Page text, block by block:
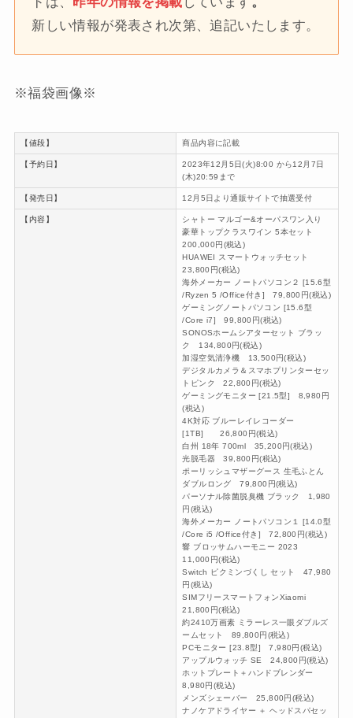
新しい情報が発表され次第、追記いたします。
※福袋画像※
【値段】 商品内容に記載
【予約日】
2023年12月5日(火)8:00 から12月7日
(木)20:59まで
【発売日】 12月5日より通販サイトで抽選受付
【内容】
シャトー マルゴー&オーパスワン入り
豪華トップクラスワイン 5本セット
200,000円(税込)
HUAWEI スマートウォッチセット
23,800円(税込)
海外メーカー ノートパソコン２ [15.6型
/Ryzen 5 /Office付き] 79,800円(税込)
ゲーミングノートパソコン [15.6型
/Core i7] 99,800円(税込)
SONOSホームシアターセット ブラッ
ク 134,800円(税込)
加湿空気清浄機 13,500円(税込)
デジタルカメラ＆スマホプリンターセッ
トピンク 22,800円(税込)
ゲーミングモニター [21.5型] 8,980円
(税込)
4K対応 ブルーレイレコーダー
[1TB] 26,800円(税込)
白州 18年 700ml 35,200円(税込)
光脱毛器 39,800円(税込)
ポーリッシュマザーグース 生毛ふとん
ダブルロング 79,800円(税込)
パーソナル除菌脱臭機 ブラック 1,980
円(税込)
海外メーカー ノートパソコン１ [14.0型
/Core i5 /Office付き] 72,800円(税込)
響 ブロッサムハーモニー 2023
11,000円(税込)
Switch ピクミンづくし セット 47,980
円(税込)
SIMフリースマートフォンXiaomi
21,800円(税込)
約2410万画素 ミラーレス一眼ダブルズ
ームセット 89,800円(税込)
PCモニター [23.8型] 7,980円(税込)
アップルウォッチ SE 24,800円(税込)
ホットプレート＋ハンドブレンダー
8,980円(税込)
メンズシェーバー 25,800円(税込)
ナノケアドライヤー ＋ ヘッドスパセッ